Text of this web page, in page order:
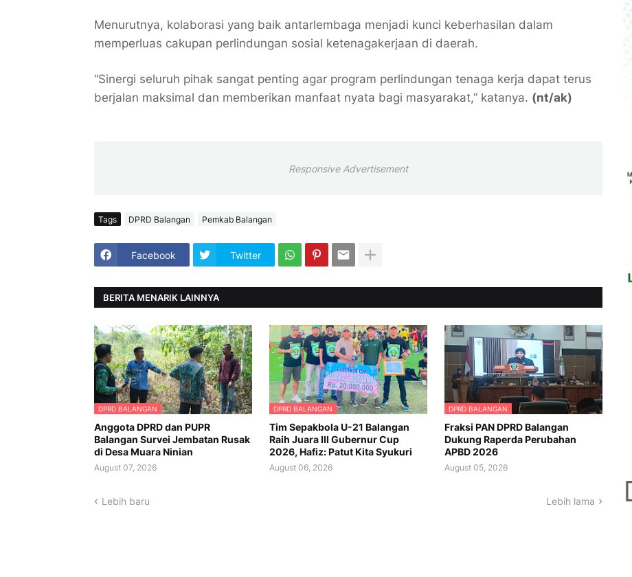
Menurutnya, kolaborasi yang baik antarlembaga menjadi kunci keberhasilan dalam
memperluas cakupan perlindungan sosial ketenagakerjaan di daerah.
“Sinergi seluruh pihak sangat penting agar program perlindungan tenaga kerja dapat terus
berjalan maksimal dan memberikan manfaat nyata bagi masyarakat,” katanya. (nt/ak)
Responsive Advertisement
Tags DPRD Balangan Pemkab Balangan
Facebook Twitter
BERITA MENARIK LAINNYA
DPRD BALANGAN
Anggota DPRD dan PUPR
Balangan Survei Jembatan Rusak
di Desa Muara Ninian
August 07, 2026
DPRD BALANGAN
Tim Sepakbola U-21 Balangan
Raih Juara III Gubernur Cup
2026, Hafiz: Patut Kita Syukuri
August 06, 2026
DPRD BALANGAN
Fraksi PAN DPRD Balangan
Dukung Raperda Perubahan
APBD 2026
August 05, 2026
Lebih baru Lebih lama